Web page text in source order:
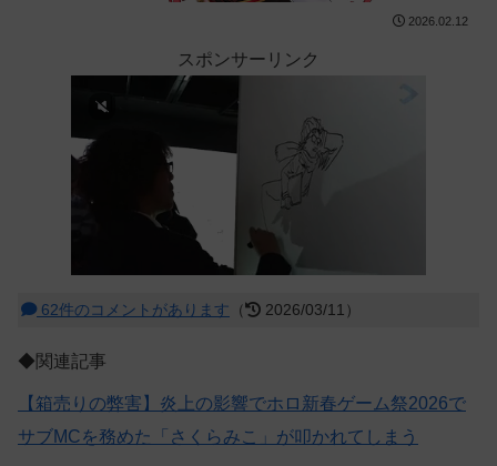
2026.02.12
スポンサーリンク
62件のコメントがあります （ 2026/03/11）
◆関連記事
【箱売りの弊害】炎上の影響でホロ新春ゲーム祭2026で
サブMCを務めた「さくらみこ」が叩かれてしまう